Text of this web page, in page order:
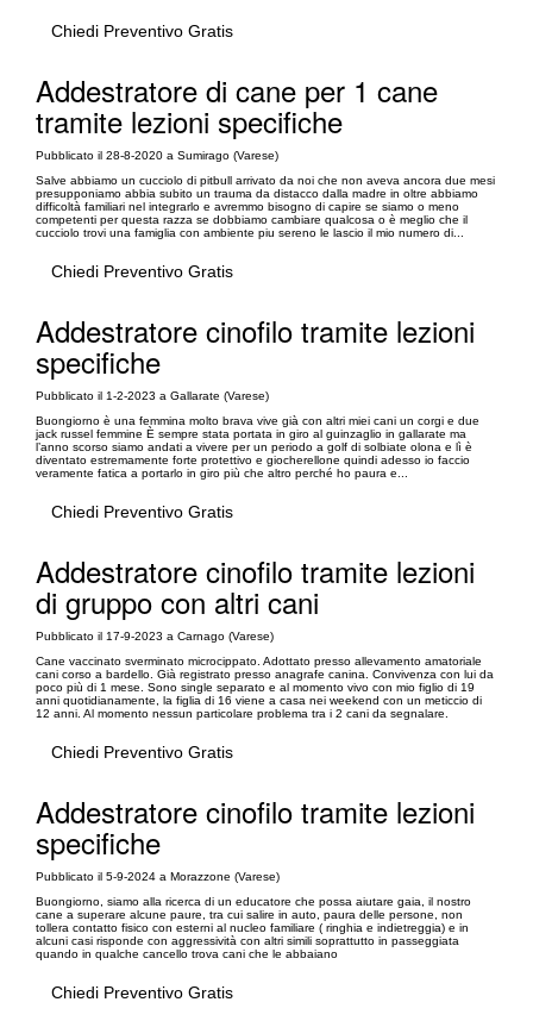
Chiedi Preventivo Gratis
Addestratore di cane per 1 cane
tramite lezioni specifiche
Pubblicato il 28-8-2020 a Sumirago (Varese)
Salve abbiamo un cucciolo di pitbull arrivato da noi che non aveva ancora due mesi
presupponiamo abbia subito un trauma da distacco dalla madre in oltre abbiamo
difficoltà familiari nel integrarlo e avremmo bisogno di capire se siamo o meno
competenti per questa razza se dobbiamo cambiare qualcosa o è meglio che il
cucciolo trovi una famiglia con ambiente piu sereno le lascio il mio numero di...
Chiedi Preventivo Gratis
Addestratore cinofilo tramite lezioni
specifiche
Pubblicato il 1-2-2023 a Gallarate (Varese)
Buongiorno è una femmina molto brava vive già con altri miei cani un corgi e due
jack russel femmine È sempre stata portata in giro al guinzaglio in gallarate ma
l’anno scorso siamo andati a vivere per un periodo a golf di solbiate olona e lì è
diventato estremamente forte protettivo e giocherellone quindi adesso io faccio
veramente fatica a portarlo in giro più che altro perché ho paura e...
Chiedi Preventivo Gratis
Addestratore cinofilo tramite lezioni
di gruppo con altri cani
Pubblicato il 17-9-2023 a Carnago (Varese)
Cane vaccinato sverminato microcippato. Adottato presso allevamento amatoriale
cani corso a bardello. Già registrato presso anagrafe canina. Convivenza con lui da
poco più di 1 mese. Sono single separato e al momento vivo con mio figlio di 19
anni quotidianamente, la figlia di 16 viene a casa nei weekend con un meticcio di
12 anni. Al momento nessun particolare problema tra i 2 cani da segnalare.
Chiedi Preventivo Gratis
Addestratore cinofilo tramite lezioni
specifiche
Pubblicato il 5-9-2024 a Morazzone (Varese)
Buongiorno, siamo alla ricerca di un educatore che possa aiutare gaia, il nostro
cane a superare alcune paure, tra cui salire in auto, paura delle persone, non
tollera contatto fisico con esterni al nucleo familiare ( ringhia e indietreggia) e in
alcuni casi risponde con aggressività con altri simili soprattutto in passeggiata
quando in qualche cancello trova cani che le abbaiano
Chiedi Preventivo Gratis